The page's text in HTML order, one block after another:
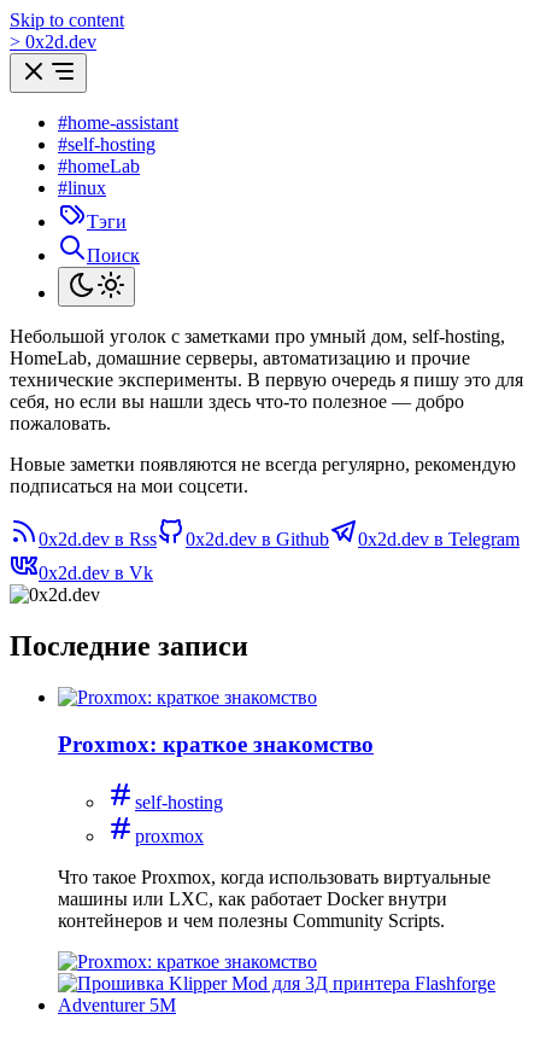
Skip to content
> 0x2d.dev
#home-assistant
#self-hosting
#homeLab
#linux
Тэги
Поиск
Небольшой уголок с заметками про умный дом, self-hosting,
HomeLab, домашние серверы, автоматизацию и прочие
технические эксперименты. В первую очередь я пишу это для
себя, но если вы нашли здесь что-то полезное — добро
пожаловать.
Новые заметки появляются не всегда регулярно, рекомендую
подписаться на мои соцсети.
0x2d.dev в Rss 0x2d.dev в Github
0x2d.dev в Telegram
0x2d.dev в Vk
Последние записи
Proxmox: краткое знакомство
self-hosting
proxmox
Что такое Proxmox, когда использовать виртуальные
машины или LXC, как работает Docker внутри
контейнеров и чем полезны Community Scripts.